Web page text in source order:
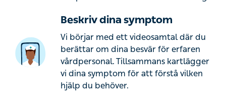
Beskriv dina symptom
Vi börjar med ett videosamtal där du
berättar om dina besvär för erfaren
vårdpersonal. Tillsammans kartlägger
vi dina symptom för att förstå vilken
hjälp du behöver.